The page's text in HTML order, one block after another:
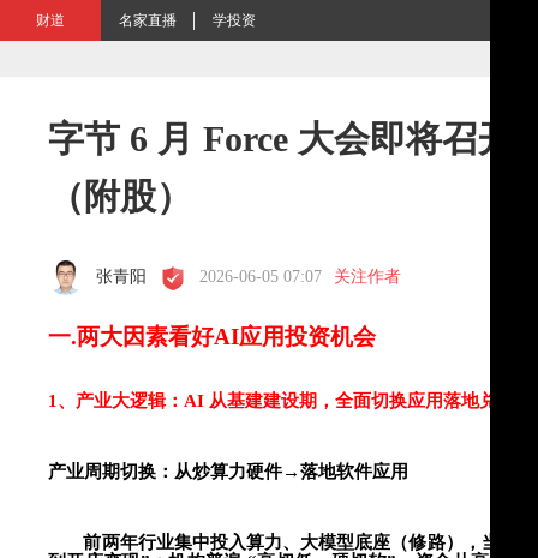
财道 名家直播 学投资
字节 6 月 Force 大会即将召开
（附股）
张青阳 2026-06-05 07:07 关注作者
一.两大因素看好AI应用投资机会
1、产业大逻辑： AI 从基建建设期，全面切换应用落地兑现期
产业周期切换：从炒算力硬件→落地软件应用
前两年行业集中投入算力、大模型底座（修路），当前